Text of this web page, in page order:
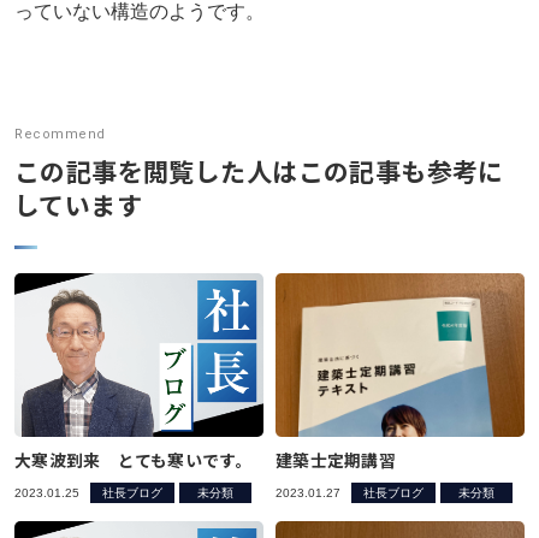
未分類
プライバシーポリシー
045-571-0505
受付：9：00 ～ 17：00
月～金曜日（※祝祭日を除く）
閉じる
っていない構造のようです。
Recommend
この記事を閲覧した人はこの記事も参考に
しています
大寒波到来 とても寒いです。
2023.01.25 社長ブログ 未分類
建築士定期講習
2023.01.27 社長ブログ 未分類